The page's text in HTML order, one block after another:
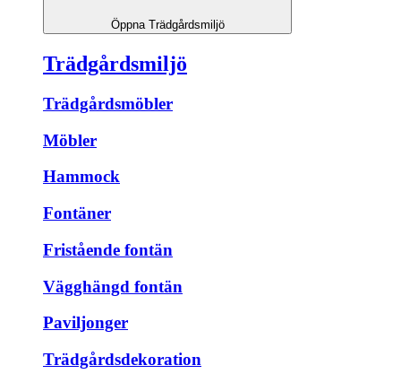
Öppna Trädgårdsmiljö
Trädgårdsmiljö
Trädgårdsmöbler
Möbler
Hammock
Fontäner
Fristående fontän
Vägghängd fontän
Paviljonger
Trädgårdsdekoration